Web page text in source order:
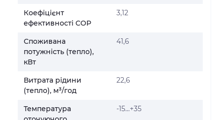
Коефіцієнт
ефективності COP
3,12
Споживана
потужність (тепло),
кВт
41,6
Витрата рідини
(тепло), м³/год
22,6
Температура
-15...+35